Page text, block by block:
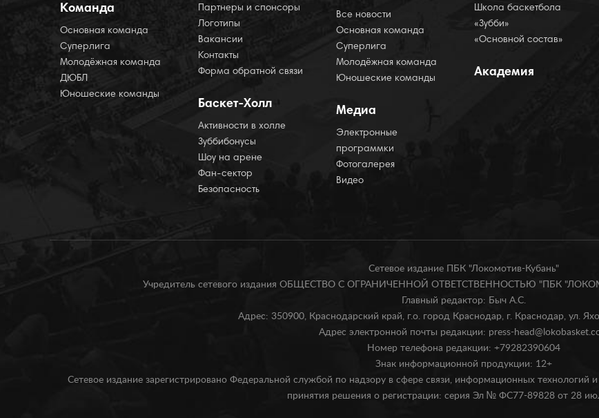
Команда
Основная команда
Суперлига
Молодёжная команда
ДЮБЛ
Юношеские команды
Партнеры и спонсоры
Логотипы
Вакансии
Контакты
Форма обратной связи
Баскет-Холл
Активности в холле
Зуббибонусы
Шоу на арене
Фан-сектор
Безопасность
Все новости
Основная команда
Суперлига
Молодёжная команда
Юношеские команды
Медиа
Электронные
программки
Фотогалерея
Видео
Школа баскетбола
«Зубби»
«Основной состав»
Академия
Сетевое издание ПБК "Локомотив-Кубань"
Учредитель сетевого издания ОБЩЕСТВО С ОГРАНИЧЕННОЙ ОТВЕТСТВЕННОСТЬЮ "ПБК
Главный редактор: Быч А.С.
Адрес: 350900, Краснодарский край, г.о. город Краснодар, г. Краснодар, ул.
Адрес электронной почты редакции: press-
Номер телефона редакции: +79282390604
Знак информационной продукции: 12+
Сетевое издание зарегистрировано Федеральной службой по надзору в сфере связи, информационных
принятия решения о регистрации: серия Эл № ФС77-89828 от 28